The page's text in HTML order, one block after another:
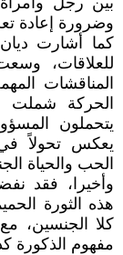
وضرورة إعادة
كما أشارت
للعلاقات،
المناقشات
الحركة شملت
يتحملون
يعكس تحولاً
الحب والحياة
وأخيرا، فقد
هذه الثورة
كلا الجنسين،
مفهوم الذكورة